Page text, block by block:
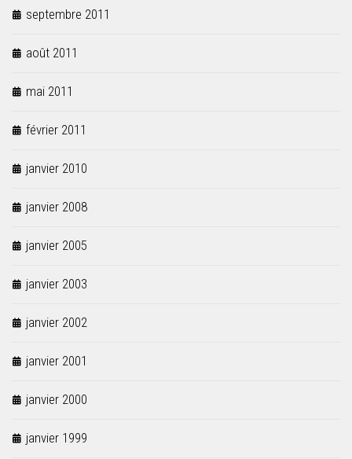
septembre 2011
août 2011
mai 2011
février 2011
janvier 2010
janvier 2008
janvier 2005
janvier 2003
janvier 2002
janvier 2001
janvier 2000
janvier 1999